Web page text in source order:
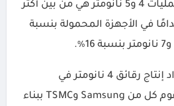
والذي يكشف أن عمليات 4 و5 نانومتر هي من بين أكثر
في الأجهزة المحمولة بنسبة
من المتوقع أن يزداد إنتاج رقائق 4 نانومتر في
المستقبل، حيث تقوم كل من Samsung وTSMC ببناء